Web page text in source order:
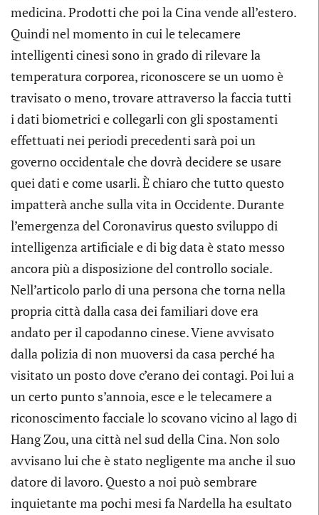
medicina. Prodotti che poi la Cina vende all’estero.
Quindi nel momento in cui le telecamere
intelligenti cinesi sono in grado di rilevare la
temperatura corporea, riconoscere se un uomo è
travisato o meno, trovare attraverso la faccia tutti
i dati biometrici e collegarli con gli spostamenti
effettuati nei periodi precedenti sarà poi un
governo occidentale che dovrà decidere se usare
quei dati e come usarli. È chiaro che tutto questo
impatterà anche sulla vita in Occidente. Durante
l’emergenza del Coronavirus questo sviluppo di
intelligenza artificiale e di big data è stato messo
ancora più a disposizione del controllo sociale.
Nell’articolo parlo di una persona che torna nella
propria città dalla casa dei familiari dove era
andato per il capodanno cinese. Viene avvisato
dalla polizia di non muoversi da casa perché ha
visitato un posto dove c’erano dei contagi. Poi lui a
un certo punto s’annoia, esce e le telecamere a
riconoscimento facciale lo scovano vicino al lago di
Hang Zou, una città nel sud della Cina. Non solo
avvisano lui che è stato negligente ma anche il suo
datore di lavoro. Questo a noi può sembrare
inquietante ma pochi mesi fa Nardella ha esultato